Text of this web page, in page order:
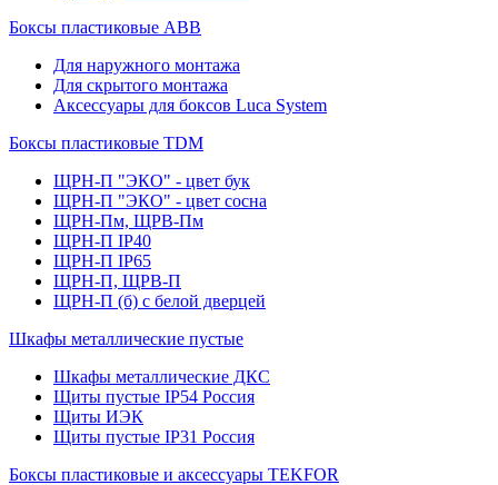
Боксы пластиковые ABB
Для наружного монтажа
Для скрытого монтажа
Аксессуары для боксов Luca System
Боксы пластиковые TDM
ЩРН-П "ЭКО" - цвет бук
ЩРН-П "ЭКО" - цвет сосна
ЩРН-Пм, ЩРВ-Пм
ЩРН-П IP40
ЩРН-П IP65
ЩРН-П, ЩРВ-П
ЩРН-П (б) с белой дверцей
Шкафы металлические пустые
Шкафы металлические ДКС
Щиты пустые IP54 Россия
Щиты ИЭК
Щиты пустые IP31 Россия
Боксы пластиковые и аксессуары TEKFOR